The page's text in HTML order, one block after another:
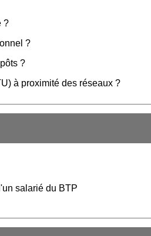
?
?
?
à proximité des réseaux ?
salarié du BTP